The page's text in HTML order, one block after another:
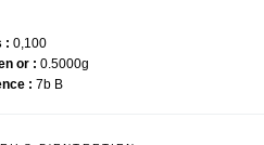
0,100
or
0.5000g
7b B